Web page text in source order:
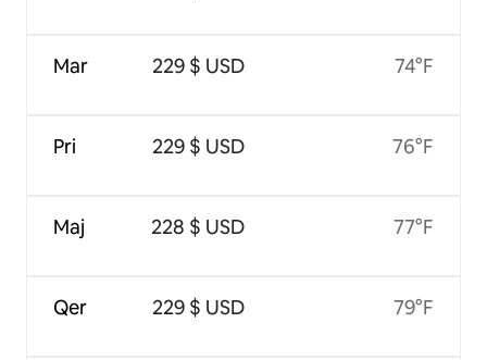
Mar
Pri
Maj
Qer
229 $ USD
229 $ USD
228 $ USD
229 $ USD
74°F
76°F
77°F
79°F